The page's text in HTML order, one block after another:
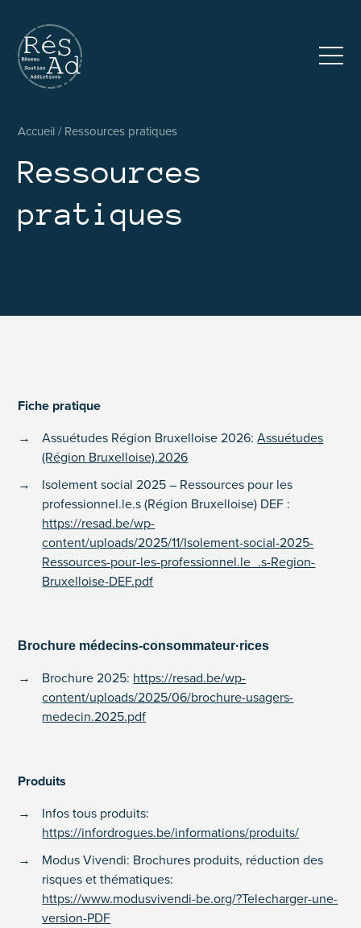
Réseau pluridisciplinaire d’accompagnement et de soutien
Accueil/Ressources pratiques
Ressources
pratiques
Fiche pratique
Assuétudes Région Bruxelloise 2026:Assuétudes
(Région Bruxelloise).2026
Isolement social 2025 – Ressources pour les
professionnel.le.s (Région Bruxelloise) DEF :
https://resad.be/wp-
content/uploads/2025/11/Isolement-social-2025-
Ressources-pour-les-professionnel.le_.s-Region-
Bruxelloise-DEF.pdf
Brochure médecins-consommateur·rices
Brochure 2025: https://resad.be/wp-
content/uploads/2025/06/brochure-usagers-
medecin.2025.pdf
Produits
Infos tous produits:
https://infordrogues.be/informations/produits/
Modus Vivendi: Brochures produits, réduction des
risques et thématiques:
https://www.modusvivendi-be.org/?Telecharger-une-
version-PDF